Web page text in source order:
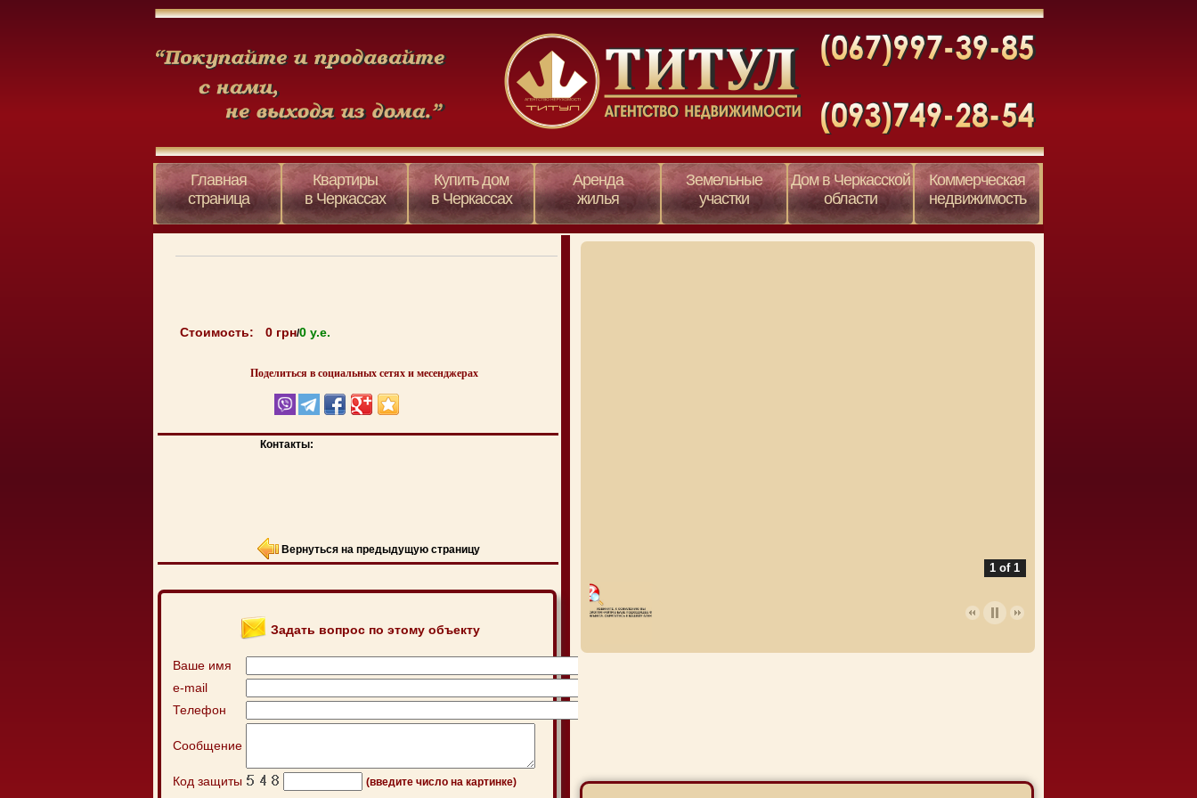
Главная
страница
Квартиры
в Черкассах
Купить дом
в Черкассах
Аренда
жилья
Земельные
участки
Дом в Черкасской
области
Коммерческая
недвижимость
Стоимость: 0 грн/0 y.e.
Поделиться в социальных сетях и месенджерах
Контакты:
Вернуться на предыдущую страницу
Задать вопрос по этому объекту
Ваше имя
e-mail
Телефон
Сообщение
Код защиты (введите число на картинке)
1 of 1